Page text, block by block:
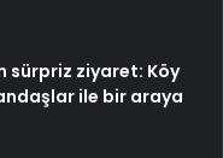
sürpriz ziyaret: Köy
ile bir araya